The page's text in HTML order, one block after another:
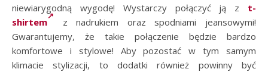
niewiarygodną wygodę! Wystarczy połączyć ją z
t-
shirtem
z nadrukiem oraz spodniami jeansowymi!
Gwarantujemy, że takie połączenie będzie bardzo
komfortowe i stylowe! Aby pozostać w tym samym
klimacie stylizacji, to dodatki również powinny być